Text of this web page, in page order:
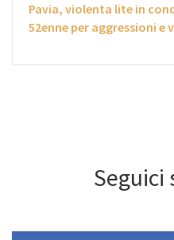
Pavia, violenta lite in
52enne per aggressioni e
Seguici